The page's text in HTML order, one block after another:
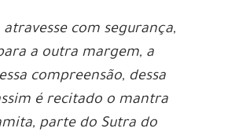
atravesse com segurança,
a outra margem, a
compreensão, dessa
é recitado o mantra
parte do Sutra do